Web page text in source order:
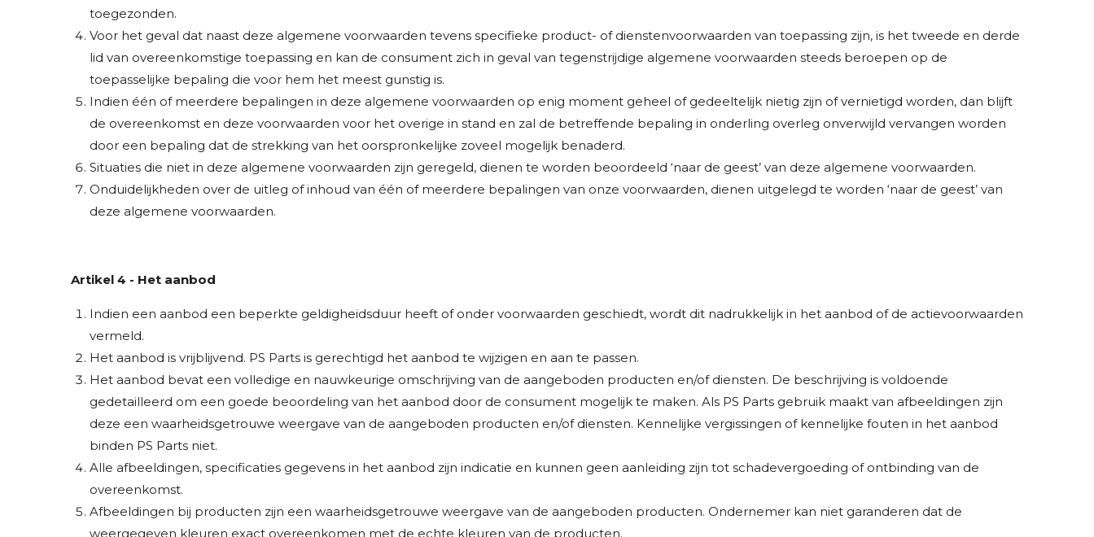
toegezonden.
Voor het geval dat naast deze algemene voorwaarden tevens specifieke product- of dienstenvoorwaarden van toepassing zijn, is het tweede en derde
lid van overeenkomstige toepassing en kan de consument zich in geval van tegenstrijdige algemene voorwaarden steeds beroepen op de
toepasselijke bepaling die voor hem het meest gunstig is.
Indien één of meerdere bepalingen in deze algemene voorwaarden op enig moment geheel of gedeeltelijk nietig zijn of vernietigd worden, dan blijft
de overeenkomst en deze voorwaarden voor het overige in stand en zal de betreffende bepaling in onderling overleg onverwijld vervangen worden
door een bepaling dat de strekking van het oorspronkelijke zoveel mogelijk benaderd.
Situaties die niet in deze algemene voorwaarden zijn geregeld, dienen te worden beoordeeld ‘naar de geest’ van deze algemene voorwaarden.
Onduidelijkheden over de uitleg of inhoud van één of meerdere bepalingen van onze voorwaarden, dienen uitgelegd te worden ‘naar de geest’ van
deze algemene voorwaarden.
Artikel 4 - Het aanbod
Indien een aanbod een beperkte geldigheidsduur heeft of onder voorwaarden geschiedt, wordt dit nadrukkelijk in het aanbod of de actievoorwaarden
vermeld.
Het aanbod is vrijblijvend. PS Parts is gerechtigd het aanbod te wijzigen en aan te passen.
Het aanbod bevat een volledige en nauwkeurige omschrijving van de aangeboden producten en/of diensten. De beschrijving is voldoende
gedetailleerd om een goede beoordeling van het aanbod door de consument mogelijk te maken. Als PS Parts gebruik maakt van afbeeldingen zijn
deze een waarheidsgetrouwe weergave van de aangeboden producten en/of diensten. Kennelijke vergissingen of kennelijke fouten in het aanbod
binden PS Parts niet.
Alle afbeeldingen, specificaties gegevens in het aanbod zijn indicatie en kunnen geen aanleiding zijn tot schadevergoeding of ontbinding van de
overeenkomst.
Afbeeldingen bij producten zijn een waarheidsgetrouwe weergave van de aangeboden producten. Ondernemer kan niet garanderen dat de
weergegeven kleuren exact overeenkomen met de echte kleuren van de producten.